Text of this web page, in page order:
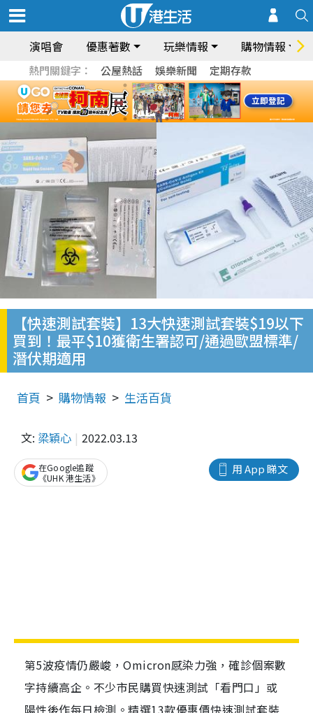
演唱會 優惠著數 玩樂情報 購物情報
熱門關鍵字： 公屋熱話 娛樂新聞 定期存款
【快速測試套裝】13大快速測試套裝$19以下
買到！最平$10獲衛生署認可/通過歐盟標準/
潛伏期適用
首頁 購物情報 生活百貨
文: 梁穎心 2022.03.13
用 App 睇文
在Google追蹤
《UHK 港生活》
第5波疫情仍嚴峻，Omicron感染力強，確診個案數
字持續高企。不少市民購買快速測試「看門口」或
陽性後作每日檢測。精選13款優惠價快速測試套裝